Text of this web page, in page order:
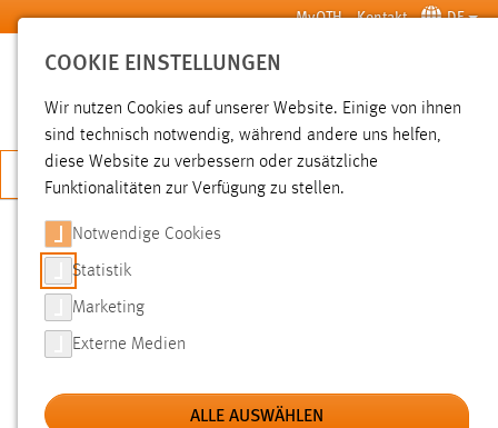
Zum Hauptinhalt springen MyOTH Kontakt DE
SUCHE
JETZT BEWERBEN
SUCHE
FILTER
Typ
COOKIE EINSTELLUNGEN
Wir nutzen Cookies auf unserer Website. Einige von ihnen
sind technisch notwendig, während andere uns helfen,
diese Website zu verbessern oder zusätzliche
Funktionalitäten zur Verfügung zu stellen.
Notwendige Cookies
Statistik
Marketing
Externe Medien
ALLE AUSWÄHLEN